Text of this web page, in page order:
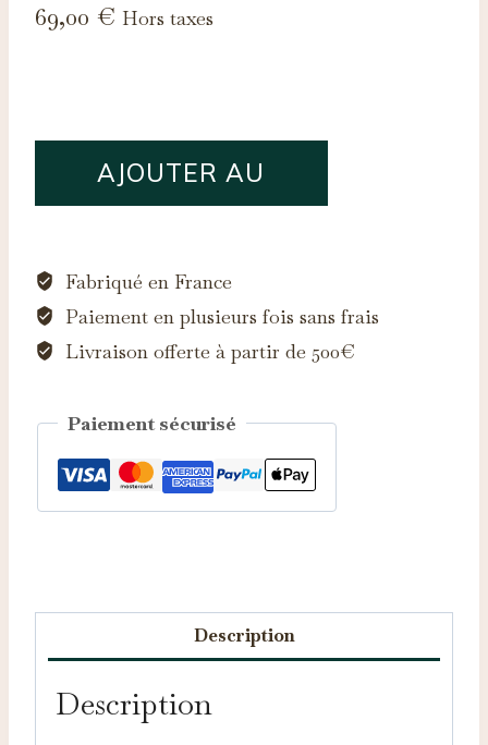
69,00 € Hors taxes
0.07ct
AJOUTER AU
Fabriqué en France
Paiement en plusieurs fois sans frais
Livraison offerte à partir de 500€
Paiement sécurisé
Description
Description